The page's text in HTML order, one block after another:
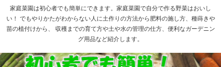
家庭菜園は初心者でも簡単にできます。家庭菜園で自分で作る野菜はおいし
い！ でもやりかたがわからない人に土作りの方法から肥料の施し方、種蒔きや
苗の植付けから、 収穫までの育て方や土や水の管理の仕方、便利なガーデニン
グ用品など紹介します。